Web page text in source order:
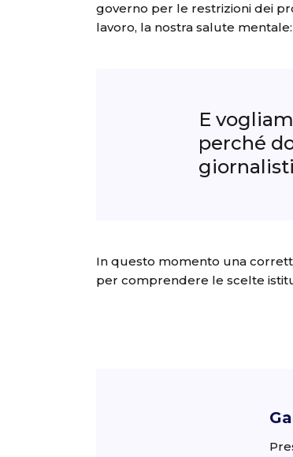
governo per le restrizioni dei
lavoro, la nostra salute mentale:
E
perché
In questo momento una
per comprendere le scelte